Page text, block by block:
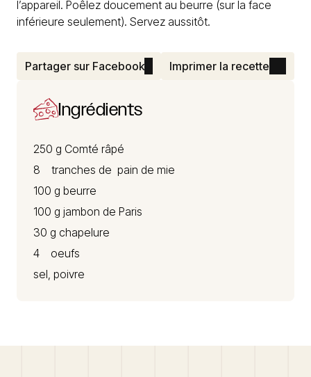
l’appareil. Poêlez doucement au beurre (sur la face
inférieure seulement). Servez aussitôt.
Partager sur Facebook Imprimer la recette
Ingrédients
250 g Comté râpé
8 tranches de pain de mie
100 g beurre
100 g jambon de Paris
30 g chapelure
4 oeufs
sel, poivre